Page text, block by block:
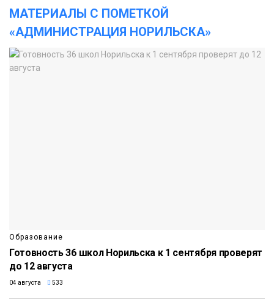
МАТЕРИАЛЫ С ПОМЕТКОЙ
«АДМИНИСТРАЦИЯ НОРИЛЬСКА»
Образование
Готовность 36 школ Норильска к 1 сентября проверят
до 12 августа
04 августа 533